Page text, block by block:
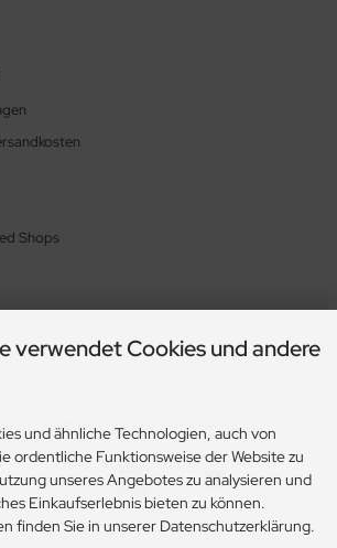
Shops
verwendet Cookies und andere
und ähnliche Technologien, auch von
ordentliche Funktionsweise der Website zu
unseres Angebotes zu analysieren und
Einkaufserlebnis bieten zu können.
finden Sie in unserer Datenschutzerklärung.